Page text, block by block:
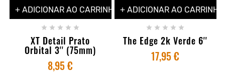
+ ADICIONAR AO CARRINHO
    
XT Detail Prato
Orbital 3'' (75mm)
8,95 €
+ ADICIONAR AO CARRINHO
    
The Edge 2k Verde 6''
17,95 €